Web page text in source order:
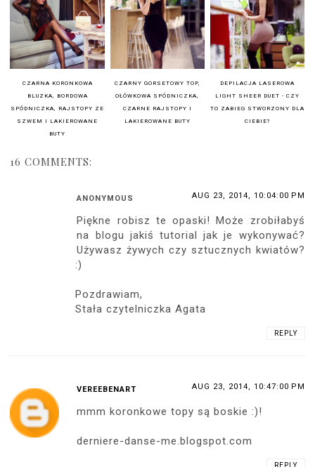
CZARNA KORONKOWA
BLUZKA, BORDOWA
SPÓDNICZKA, RAJSTOPY ZE
SZWEM I LAKIEROWANE
BUTY
CZARNY GORSETOWY TOP,
OŁÓWKOWA SPÓDNICZKA,
CZARNE RAJSTOPY I
LAKIEROWANE BUTY
DEPILACJA LASEROWA
LIGHT SHEER DUET - CZY
TO ZABIEG STWORZONY DLA
CIEBIE?
16 COMMENTS:
ANONYMOUS AUG 23, 2014, 10:04:00 PM
Piękne robisz te opaski! Może zrobiłabyś
na blogu jakiś tutorial jak je wykonywać?
Używasz żywych czy sztucznych kwiatów?
:)
Pozdrawiam,
Stała czytelniczka Agata
REPLY
VEREEBENART AUG 23, 2014, 10:47:00 PM
mmm koronkowe topy są boskie :)!
derniere-danse-me.blogspot.com